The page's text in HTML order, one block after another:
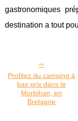
gastronomiques
destination a tout
Profitez du camping à
bas prix dans le
Morbihan, en
Bretagne